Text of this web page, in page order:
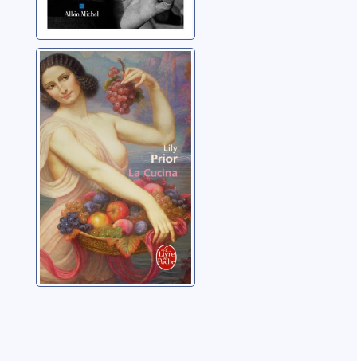
La Cucina
Prior, Lily